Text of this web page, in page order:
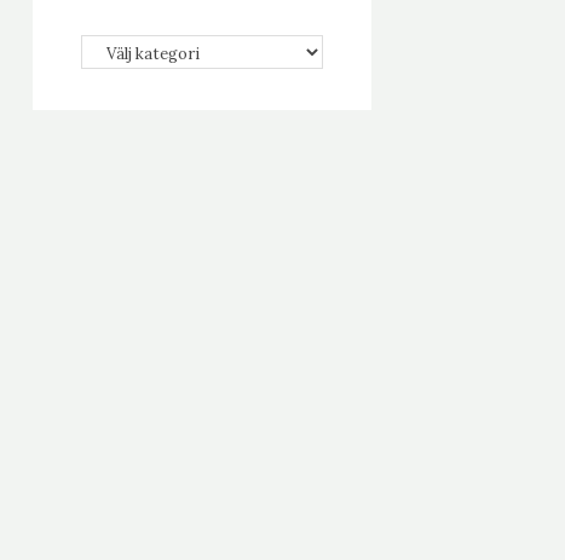
Kategorier